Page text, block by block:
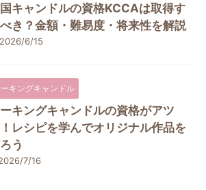
キャンドルの資格KCCAは取得す
き？金額・難易度・将来性を解説
2026/6/15
キングキャンドル
キングキャンドルの資格がアツ
レシピを学んでオリジナル作品を
う
7/16